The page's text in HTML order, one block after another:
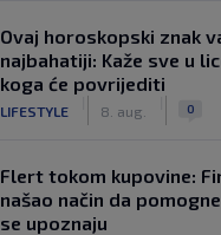
Ovaj horoskopski znak
najbahatiji: Kaže sve u
koga će povrijediti
LIFESTYLE 8. aug. 0
Flert tokom kupovine:
našao način da
se upoznaju